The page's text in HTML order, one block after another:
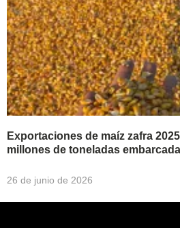
Exportaciones de maíz zafra
millones de toneladas
26 de junio de 2026